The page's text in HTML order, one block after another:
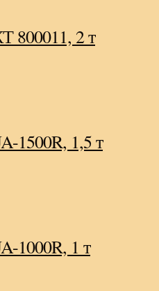
800011, 2 т
1500R, 1,5 т
1000R, 1 т